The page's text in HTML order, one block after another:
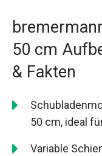
50 cm
& Fakten
50 cm, ideal
Variable